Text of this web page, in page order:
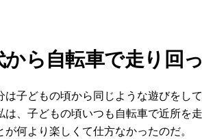
ら自転車で走り回
は子どもの頃から同じような遊びをし
は、子どもの頃いつも自転車で近所を
何より楽しくて仕方なかったのだ。